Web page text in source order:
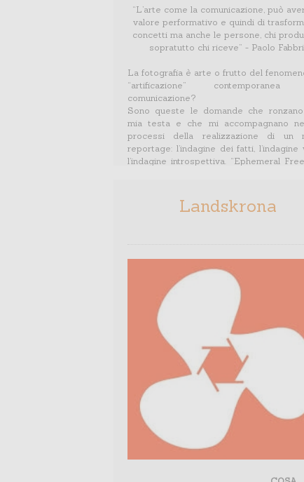
“L’arte come la comunicazione, può
valore performativo e quindi di
concetti ma anche le persone, chi
sopratutto chi riceve” - Paolo Fabbri
La fotografia è arte o frutto del
“artificazione” contemporanea
comunicazione?
Sono queste le domande che
mia testa e che mi accompagnano
processi della realizzazione di un
reportage: l’indagine dei fatti, l’indagine
l’indagine introspettiva. “Ephemeral
raccontato attraverso un semplice
palloncino gonfiabile.Landskrona